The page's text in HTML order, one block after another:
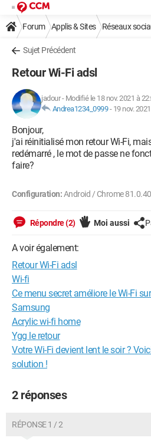
Forum Applis & Sites Réseaux
Sujet Précédent
Retour Wi-Fi adsl
jadour- Modifié le 18 nov. 2021 à
Andrea1234_0999- 19 nov.
Bonjour,
j'ai réinitialisé mon retour Wi-Fi,
redémarré , le mot de passe ne
faire?
Configuration:Android / Chrome
Répondre (2) Moi aussi
A voir également:
Retour Wi-Fi adsl
Wi-fi
Ce menu secret améliore le Wi-Fi
Samsung
Acrylic wi-fi home
Ygg le retour
Votre Wi-Fi devient lent le soir ?
solution !
2 réponses
RÉPONSE 1 / 2